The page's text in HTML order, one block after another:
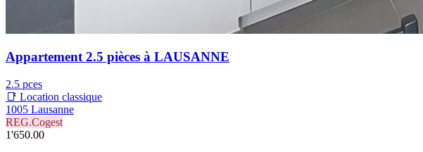
Appartement 2.5 pièces à LAUSANNE
2.5 pces
📑 Location classique
1005 Lausanne
REG.Cogest
1'650.00